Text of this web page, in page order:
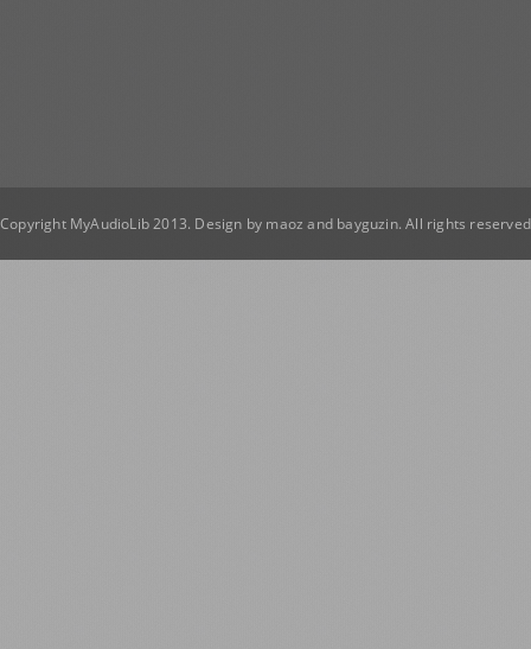
Copyright MyAudioLib 2013. Design by maoz and bayguzin. All rights